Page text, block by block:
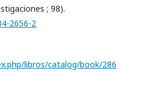
; 98).
2656-2
libros/catalog/book/286